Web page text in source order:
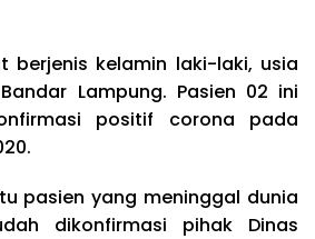
berjenis kelamin laki-laki, usia
Lampung. Pasien 02 ini
positif corona pada
pasien yang meninggal dunia
dikonfirmasi pihak Dinas